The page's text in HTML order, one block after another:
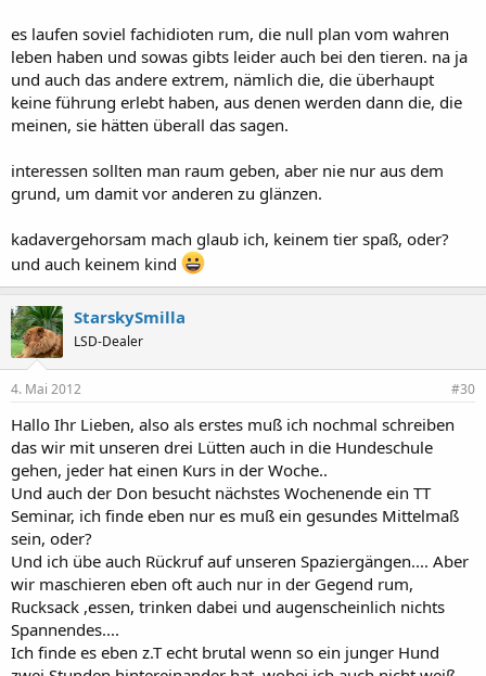
es laufen soviel fachidioten rum, die null plan vom wahren
leben haben und sowas gibts leider auch bei den tieren. na ja
und auch das andere extrem, nämlich die, die überhaupt
keine führung erlebt haben, aus denen werden dann die, die
meinen, sie hätten überall das sagen.
interessen sollten man raum geben, aber nie nur aus dem
grund, um damit vor anderen zu glänzen.
kadavergehorsam mach glaub ich, keinem tier spaß, oder?
und auch keinem kind
StarskySmilla
LSD-Dealer
4. Mai 2012 #30
Hallo Ihr Lieben, also als erstes muß ich nochmal schreiben
das wir mit unseren drei Lütten auch in die Hundeschule
gehen, jeder hat einen Kurs in der Woche..
Und auch der Don besucht nächstes Wochenende ein TT
Seminar, ich finde eben nur es muß ein gesundes Mittelmaß
sein, oder?
Und ich übe auch Rückruf auf unseren Spaziergängen.... Aber
wir maschieren eben oft auch nur in der Gegend rum,
Rucksack ,essen, trinken dabei und augenscheinlich nichts
Spannendes....
Ich finde es eben z.T echt brutal wenn so ein junger Hund